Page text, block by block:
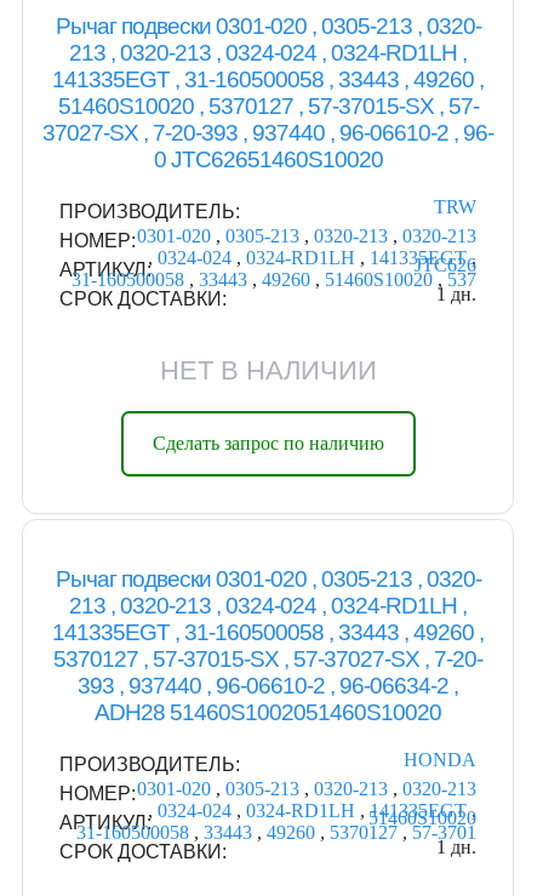
Рычаг подвески 0301-020 , 0305-213 , 0320-
213 , 0320-213 , 0324-024 , 0324-RD1LH ,
141335EGT , 31-160500058 , 33443 , 49260 ,
51460S10020 , 5370127 , 57-37015-SX , 57-
37027-SX , 7-20-393 , 937440 , 96-06610-2 , 96-
0 JTC62651460S10020
ПРОИЗВОДИТЕЛЬ:
TRW
НОМЕР:0301-020 ,0305-213 ,0320-213 ,0320-213
,0324-024 ,0324-RD1LH , 141335EGT,
31-160500058 ,33443 ,49260 , 51460S10020 , 537
АРТИКУЛ:
JTC626
СРОК ДОСТАВКИ:
1 дн.
НЕТ В НАЛИЧИИ
Сделать запрос по наличию
Рычаг подвески 0301-020 , 0305-213 , 0320-
213 , 0320-213 , 0324-024 , 0324-RD1LH ,
141335EGT , 31-160500058 , 33443 , 49260 ,
5370127 , 57-37015-SX , 57-37027-SX , 7-20-
393 , 937440 , 96-06610-2 , 96-06634-2 ,
ADH28 51460S1002051460S10020
ПРОИЗВОДИТЕЛЬ:
HONDA
НОМЕР:0301-020 ,0305-213 ,0320-213 ,0320-213
,0324-024 ,0324-RD1LH ,141335EGT,
31-160500058 ,33443 ,49260 , 5370127 , 57-3701
АРТИКУЛ:
51460S10020
СРОК ДОСТАВКИ:
1 дн.